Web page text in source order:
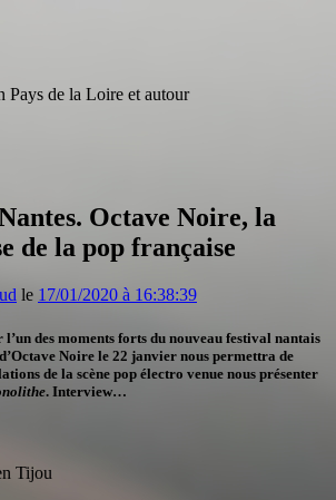
Pays de la Loire et autour
Octave Noire, la
de la pop française
le 17/01/2020 à 16:38:39
l’un des moments forts du nouveau festival nantais
Noire le 22 janvier nous permettra de
de la scène pop électro venue nous présenter
. Interview…
Tijou